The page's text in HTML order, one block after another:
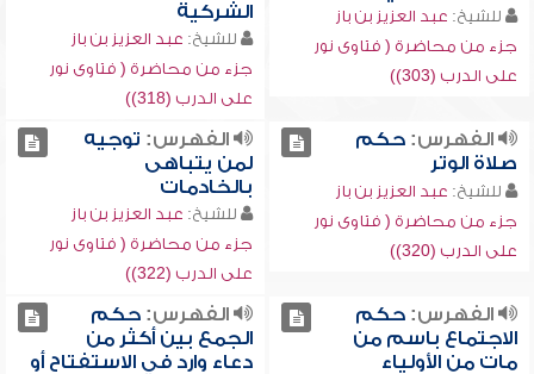
للشيخ: عبد العزيز بن باز
جزء من محاضرة ( فتاوى نور
على الدرب (303))
الشركية
للشيخ: عبد العزيز بن باز
جزء من محاضرة ( فتاوى نور
على الدرب (318))
الفهرس:حكم
صلاة الوتر
للشيخ: عبد العزيز بن باز
جزء من محاضرة ( فتاوى نور
على الدرب (320))
الفهرس: توجيه
لمن يتباهى
بالخادمات
للشيخ: عبد العزيز بن باز
جزء من محاضرة ( فتاوى نور
على الدرب (322))
الفهرس:حكم
الاجتماع باسم من
مات من الأولياء
الفهرس:حكم
الجمع بين أكثر من
دعاء وارد في الاستفتاح أو